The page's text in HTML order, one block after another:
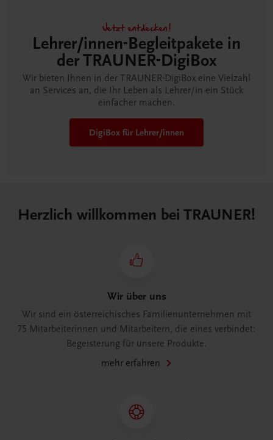
Jetzt entdecken!
Lehrer/innen-Begleitpakete in
der TRAUNER-DigiBox
Wir bieten Ihnen in der TRAUNER-DigiBox eine Vielzahl
an Services an, die Ihr Leben als Lehrer/in ein Stück
einfacher machen.
DigiBox für Lehrer/innen
Herzlich willkommen bei TRAUNER!
Wir über uns
Wir sind ein österreichisches Familienunternehmen mit
75 Mitarbeiterinnen und Mitarbeitern, die eines verbindet:
Begeisterung für unsere Produkte.
mehr erfahren